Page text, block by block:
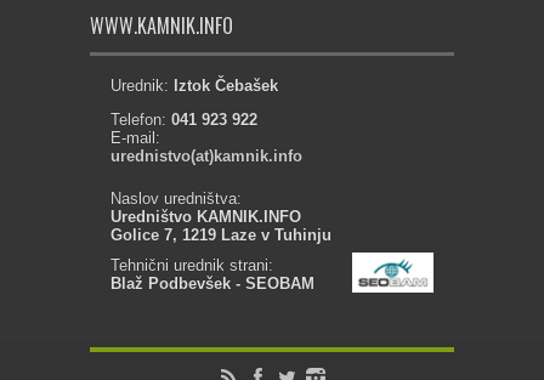
WWW.KAMNIK.INFO
Urednik: Iztok Čebašek
Telefon: 041 923 922
E-mail:
urednistvo(at)kamnik.info
Naslov uredništva:
Uredništvo KAMNIK.INFO
Golice 7, 1219 Laze v Tuhinju
Tehnični urednik strani:
Blaž Podbevšek - SEOBAM